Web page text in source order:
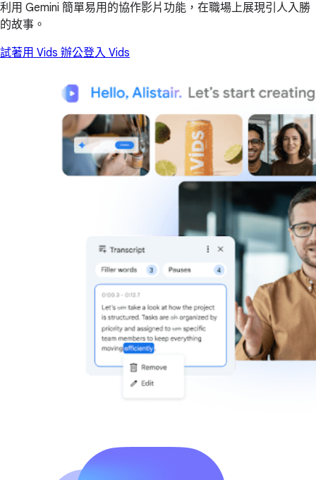
利用 Gemini 簡單易用的協作影片功能，在職場上展現引人入勝
的故事。
試著用 Vids 辦公登入 Vids